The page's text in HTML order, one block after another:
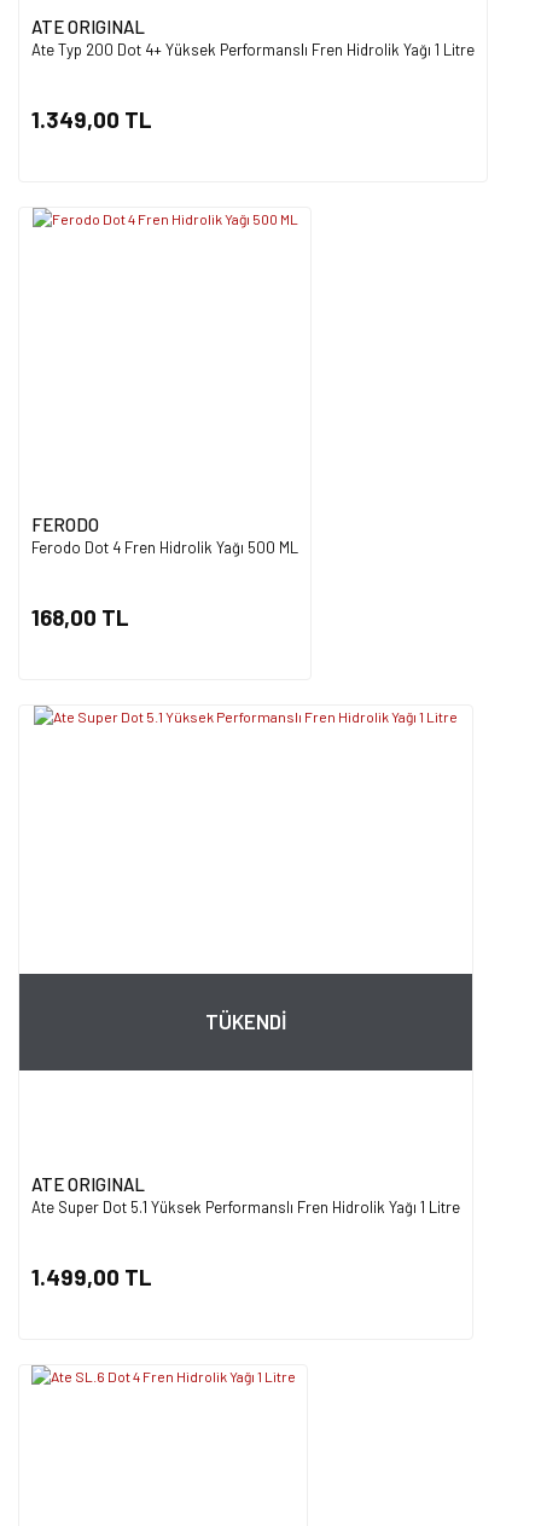
ATE ORIGINAL
Ate Typ 200 Dot 4+ Yüksek Performanslı Fren Hidrolik Yağı 1 Litre
1.349,00 TL
FERODO
Ferodo Dot 4 Fren Hidrolik Yağı 500 ML
168,00 TL
TÜKENDİ
ATE ORIGINAL
Ate Super Dot 5.1 Yüksek Performanslı Fren Hidrolik Yağı 1 Litre
1.499,00 TL